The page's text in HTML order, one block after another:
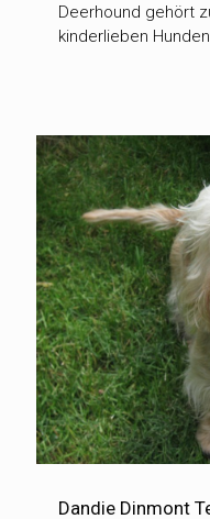
Deerhound gehört
kinderlieben
Dandie Dinmont